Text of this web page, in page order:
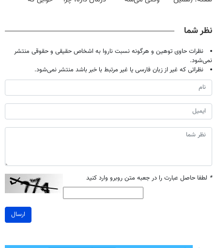
نظر شما
نظرات حاوی توهین و هرگونه نسبت ناروا به اشخاص حقیقی و حقوقی منتشر
نمی‌شود.
نظراتی که غیر از زبان فارسی یا غیر مرتبط با خبر باشد منتشر نمی‌شود.
* لطفا حاصل عبارت را در جعبه متن روبرو وارد کنید
ارسال